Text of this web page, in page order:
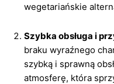
wegetariańskie
Szybka obsługa i
braku wyraźnego
szybką i sprawną
atmosferę, która